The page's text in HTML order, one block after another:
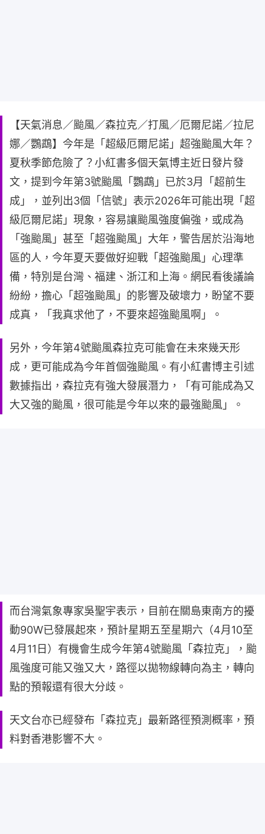
【天氣消息／颱風／森拉克／打風／厄爾尼諾／拉尼
娜／鸚鵡】今年是「超級厄爾尼諾」超強颱風大年？
夏秋季節危險了？小紅書多個天氣博主近日發片發
文，提到今年第3號颱風「鸚鵡」已於3月「超前生
成」，並列出3個「信號」表示2026年可能出現「超
級厄爾尼諾」現象，容易讓颱風強度偏強，或成為
「強颱風」甚至「超強颱風」大年，警告居於沿海地
區的人，今年夏天要做好迎戰「超強颱風」心理準
備，特別是台灣、福建、浙江和上海。網民看後議論
紛紛，擔心「超強颱風」的影響及破壞力，盼望不要
成真，「我真求他了，不要來超強颱風啊」。
另外，今年第4號颱風森拉克可能會在未來幾天形
成，更可能成為今年首個強颱風。有小紅書博主引述
數據指出，森拉克有強大發展潛力，「有可能成為又
大又強的颱風，很可能是今年以來的最強颱風」。
而台灣氣象專家吳聖宇表示，目前在關島東南方的擾
動90W已發展起來，預計星期五至星期六（4月10至
4月11日）有機會生成今年第4號颱風「森拉克」，颱
風強度可能又強又大，路徑以拋物線轉向為主，轉向
點的預報還有很大分歧。
天文台亦已經發布「森拉克」最新路徑預測概率，預
料對香港影響不大。